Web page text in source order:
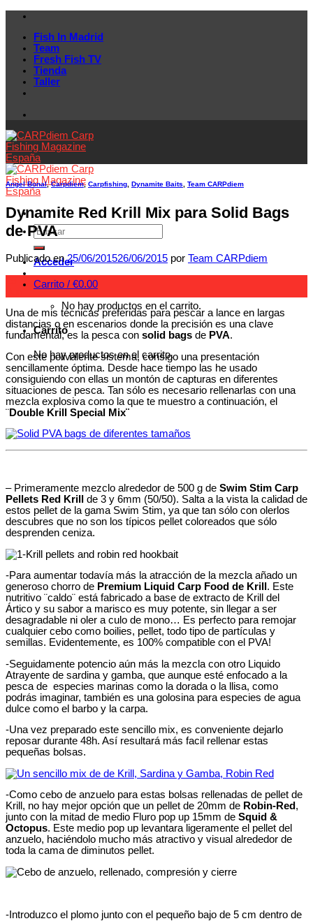
Skip
contentFish In Madrid
Team
Fresh Fish TV
Tienda
Taller
Acceder
Carrito / €0.00
No hay productos en el carrito.
Carrito
No hay productos en el carrito.
Angel Bonal,Carpdiem, Carpfishing Dynamite Baits Team CARPdiem
Dynamite Red Krill Mix para Solid Bags
de PVA
Publicado en25/06/201526/06/2015 por Team CARPdiem
Una de mis técnicas preferidas para pescar a lance en largas
distancias o en escenarios donde la precisión es una clave
fundamental, es la pesca con solid bags de PVA.
Con este polivalente sistema, consigo una presentación
sencillamente óptima. Desde hace tiempo las he usado
consiguiendo con ellas un montón de capturas en diferentes
situaciones de pesca. Tan sólo es necesario rellenarlas con una
mezcla explosiva como la que te muestro a continuación, el
¨Double Krill Special Mix¨
– Primeramente mezclo alrededor de 500 g de Swim Stim Carp
Pellets Red Krill
de 3 y 6mm (50/50). Salta a la vista la calidad de
estos pellet de la gama Swim Stim, ya que tan sólo con olerlos
descubres que no son los típicos pellet coloreados que sólo
desprenden ceniza.
-Para aumentar todavía más la atracción de la mezcla añado un
generoso chorro de Premium Liquid Carp Food de Krill . Este
nutritivo ¨caldo¨ está fabricado a base de extracto de Krill del
Ártico y su sabor a marisco es muy potente, sin llegar a ser
desagradable ni oler a culo de mono… Es perfecto para remojar
cualquier cebo como boilies, pellet, todo tipo de partículas y
semillas. Evidentemente, es 100% compatible con el PVA!
-Seguidamente potencio aún más la mezcla con otro Liquido
Atrayente de sardina y gamba, que aunque esté enfocado a la
pesca de especies marinas como la dorada o la llisa, como
podrás imaginar, también es una golosina para especies de agua
dulce como el barbo y la carpa.
-Una vez preparado este sencillo mix, es conveniente dejarlo
reposar durante 48h. Así resultará más facil rellenar estas
pequeñas bolsas.
-Como cebo de anzuelo para estas bolsas rellenadas de pellet de
Krill, no hay mejor opción que un pellet de 20mm de Robin-Red,
junto con la mitad de medio Fluro pop up 15mm de Squid &
Octopus. Este medio pop up levantara ligeramente el pellet del
anzuelo, haciéndolo mucho más atractivo y visual alrededor de
toda la cama de diminutos pellet.
-Introduzco el plomo junto con el pequeño bajo de 5 cm dentro de